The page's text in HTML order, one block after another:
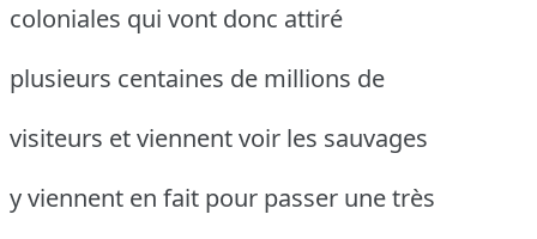
coloniales qui vont donc attiré
plusieurs centaines de millions de
visiteurs et viennent voir les sauvages
y viennent en fait pour passer une très